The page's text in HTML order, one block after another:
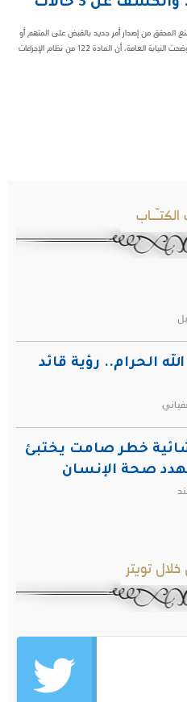
يمنع المحقق من إصدار أمرٍ جديد بالقبض على المتهم أو
توقيفه، حال تحقق المُقتضى النظامي بشأنه.وأوضحت النيابة العامة، أن المادة 122 من نظام الإجراءات
الكتـّـاب
الحرام.. رؤية قائد
خطر صامت يختبئ
صحة الإنسان
خلال تويتر